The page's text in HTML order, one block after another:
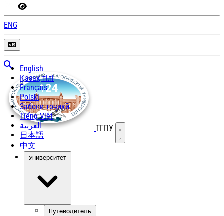
ENG
English
Қазақ тілі
Français
Polski
Забони тоҷикӣ
Tiếng Việt
العربية
日本語
中文
ТГПУ Открыть меню
Университет
Путеводитель